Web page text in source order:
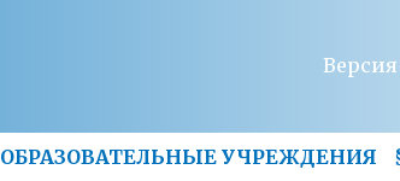
ОБРАЗОВАТЕЛЬНЫЕ УЧРЕЖДЕНИЯ